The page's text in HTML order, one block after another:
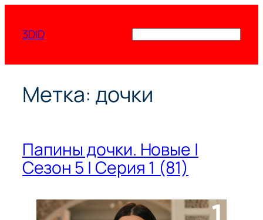
содержимому
3DID
Метка: дочки
Папины дочки. Новые |
Сезон 5 | Серия 1 (81)